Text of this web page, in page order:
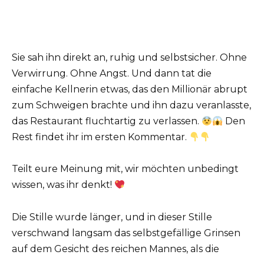
Sie sah ihn direkt an, ruhig und selbstsicher. Ohne
Verwirrung. Ohne Angst. Und dann tat die
einfache Kellnerin etwas, das den Millionär abrupt
zum Schweigen brachte und ihn dazu veranlasste,
das Restaurant fluchtartig zu verlassen.
Den
Rest findet ihr im ersten Kommentar.
Teilt eure Meinung mit, wir möchten unbedingt
wissen, was ihr denkt!
Die Stille wurde länger, und in dieser Stille
verschwand langsam das selbstgefällige Grinsen
auf dem Gesicht des reichen Mannes, als die